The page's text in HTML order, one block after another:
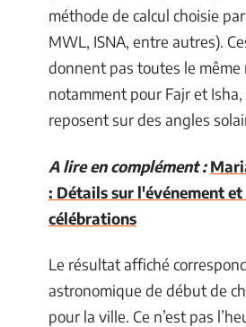
méthode de calcul choisie
MWL, ISNA, entre autres).
donnent pas toutes le même
notamment pour Fajr et Isha,
reposent sur des angles
A lire en complément :
: Détails sur l'événement et
célébrations
Le résultat affiché
astronomique de début de
pour la ville. Ce n’est pas